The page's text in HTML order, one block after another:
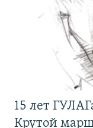
15 лет
Крутой